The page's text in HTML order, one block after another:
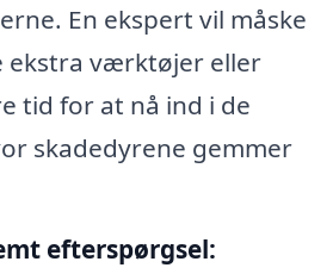
En ekspert vil måske
ekstra værktøjer eller
tid for at nå ind i de
skadedyrene gemmer
efterspørgsel: